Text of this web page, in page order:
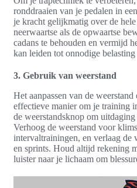
ronddraaien van je pedalen in
je kracht gelijkmatig over de
neerwaartse als de opwaartse
cadans te behouden en vermijd
kan leiden tot onnodige
3. Gebruik van weerstand
Het aanpassen van de
effectieve manier om je training
de weerstandsknop om
Verhoog de weerstand voor
intervaltrainingen, en verlaag de
en sprints. Houd altijd rekening
luister naar je lichaam om